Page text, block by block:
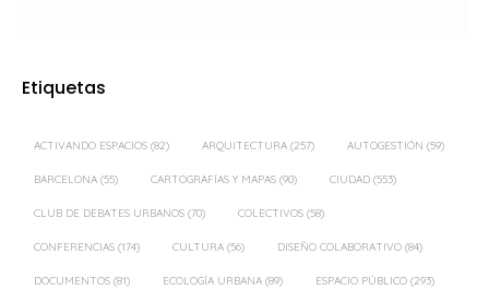
Etiquetas
ACTIVANDO ESPACIOS (82) ARQUITECTURA (257) AUTOGESTIÓN (59)
BARCELONA (55) CARTOGRAFÍAS Y MAPAS (90) CIUDAD (553)
CLUB DE DEBATES URBANOS (70) COLECTIVOS (58)
CONFERENCIAS (174) CULTURA (56) DISEÑO COLABORATIVO (84)
DOCUMENTOS (81) ECOLOGÍA URBANA (89) ESPACIO PÚBLICO (293)